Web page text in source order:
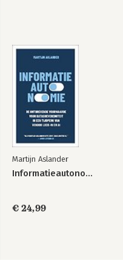
Martijn Aslander
Informatieautonomie
€ 24,99